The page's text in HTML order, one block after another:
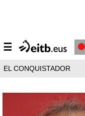
☰
EL CONQUISTADOR